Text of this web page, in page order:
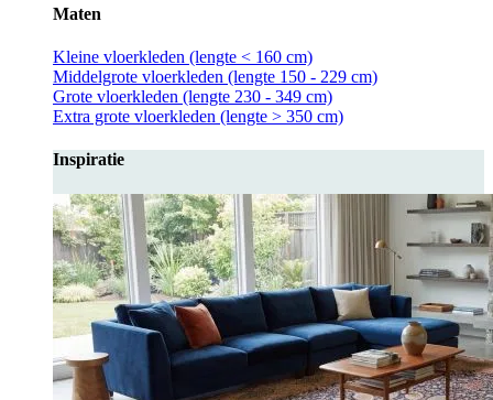
Maten
Kleine vloerkleden (lengte < 160 cm)
Middelgrote vloerkleden (lengte 150 - 229 cm)
Grote vloerkleden (lengte 230 - 349 cm)
Extra grote vloerkleden (lengte > 350 cm)
Inspiratie